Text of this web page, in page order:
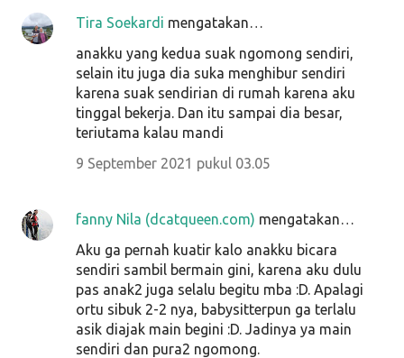
Tira Soekardi mengatakan…
anakku yang kedua suak ngomong sendiri,
selain itu juga dia suka menghibur sendiri
karena suak sendirian di rumah karena aku
tinggal bekerja. Dan itu sampai dia besar,
teriutama kalau mandi
9 September 2021 pukul 03.05
fanny Nila (dcatqueen.com) mengatakan…
Aku ga pernah kuatir kalo anakku bicara
sendiri sambil bermain gini, karena aku dulu
pas anak2 juga selalu begitu mba :D. Apalagi
ortu sibuk 2-2 nya, babysitterpun ga terlalu
asik diajak main begini :D. Jadinya ya main
sendiri dan pura2 ngomong.